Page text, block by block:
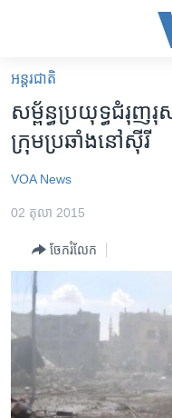
គេហទំព័រ​
ទាក់ទង
និង​
ទំព័រ​
ចូល​
ទំព័រ​
រចនា
អន្តរជាតិ
ហេឡូវីអូអេ
កម្ពុជាច្នៃប្រតិដ្ឋ
ព្រឹត្តិការណ៍ព័ត៌មាន
ទូរទស្សន៍ / វីដេអូ​
វិទ្យុ / ផតខាសថ៍
កម្មវិធីទាំងអស់
អន្តរជាតិ
សម្ព័ន្ធ​ប្រយុទ្ធ​ជំរុញ​
ក្រុម​ប្រឆាំង​នៅ​ស៊ីរី
VOA News
02 តុលា 2015
ចែករំលែក